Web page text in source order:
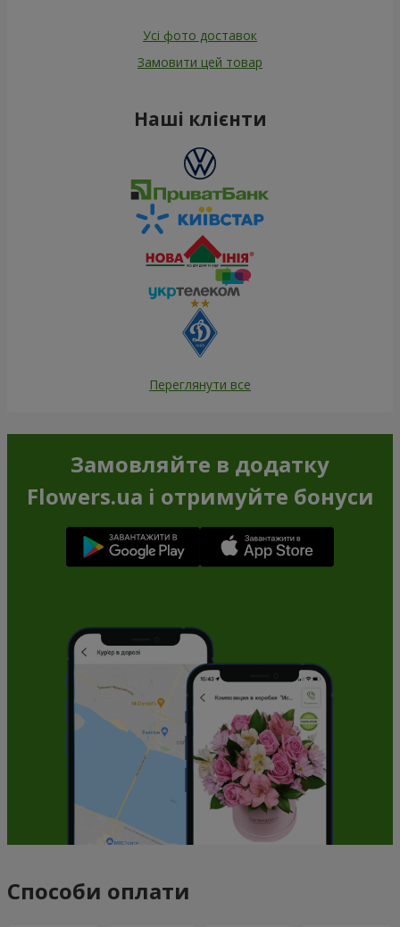
Усі фото доставок
Замовити цей товар
Наші клієнти
Переглянути все
Замовляйте в додатку
Flowers.ua і отримуйте бонуси
Способи оплати